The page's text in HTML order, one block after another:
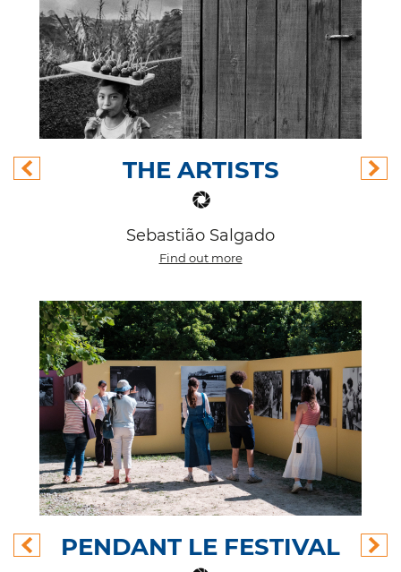
THE ARTISTS
Sebastião Salgado
Find out more
PENDANT LE FESTIVAL